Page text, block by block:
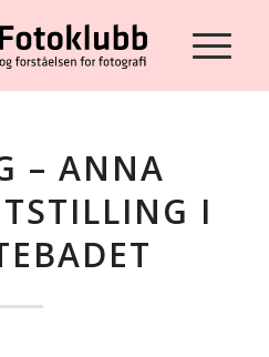
– ANNA
I